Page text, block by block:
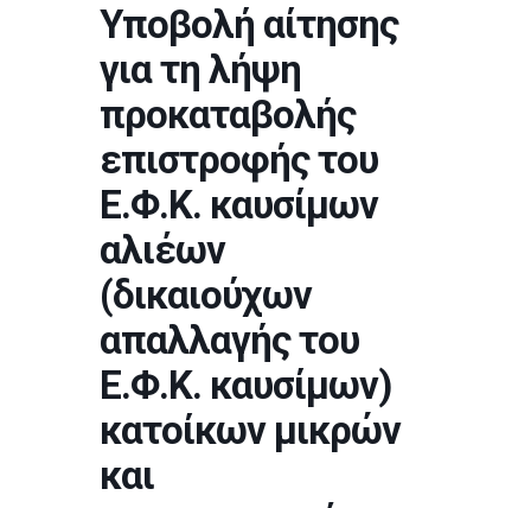
Υποβολή αίτησης
για τη λήψη
προκαταβολής
επιστροφής του
Ε.Φ.Κ. καυσίμων
αλιέων
(δικαιούχων
απαλλαγής του
Ε.Φ.Κ. καυσίμων)
κατοίκων μικρών
και